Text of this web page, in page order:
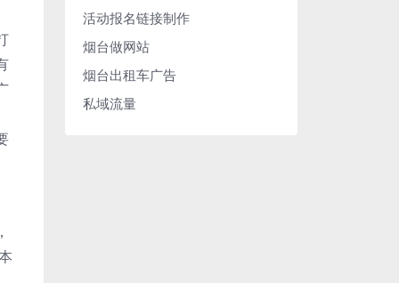
活动报名链接制作
烟台做网站
烟台出租车广告
私域流量